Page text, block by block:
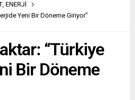
, ENERJİ
Yeni Bir Döneme Giriyor”
“Türkiye
Bir Döneme